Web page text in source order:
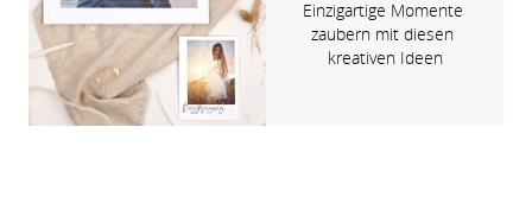
Einzigartige Momente
zaubern mit diesen
kreativen Ideen